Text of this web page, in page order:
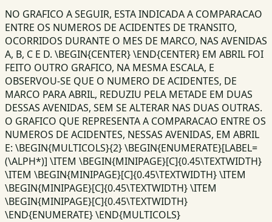
NO GRAFICO A SEGUIR, ESTA INDICADA A COMPARACAO
ENTRE OS NUMEROS DE ACIDENTES DE TRANSITO,
OCORRIDOS DURANTE O MES DE MARCO, NAS AVENIDAS
A, B, C E D. \BEGIN{CENTER} \END{CENTER} EM ABRIL FOI
FEITO OUTRO GRAFICO, NA MESMA ESCALA, E
OBSERVOU-SE QUE O NUMERO DE ACIDENTES, DE
MARCO PARA ABRIL, REDUZIU PELA METADE EM DUAS
DESSAS AVENIDAS, SEM SE ALTERAR NAS DUAS OUTRAS.
O GRAFICO QUE REPRESENTA A COMPARACAO ENTRE OS
NUMEROS DE ACIDENTES, NESSAS AVENIDAS, EM ABRIL
E: \BEGIN{MULTICOLS}{2} \BEGIN{ENUMERATE}[LABEL=
(\ALPH*)] \ITEM \BEGIN{MINIPAGE}[C]{0.45\TEXTWIDTH}
\ITEM \BEGIN{MINIPAGE}[C]{0.45\TEXTWIDTH} \ITEM
\BEGIN{MINIPAGE}[C]{0.45\TEXTWIDTH} \ITEM
\BEGIN{MINIPAGE}[C]{0.45\TEXTWIDTH}
\END{ENUMERATE} \END{MULTICOLS}